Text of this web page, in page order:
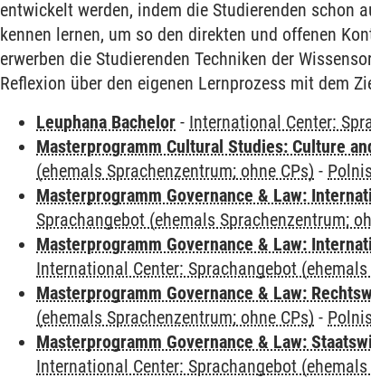
entwickelt werden, indem die Studierenden schon
kennen lernen, um so den direkten und offenen
erwerben die Studierenden Techniken der
Reflexion über den eigenen Lernprozess mit dem
Leuphana Bachelor - International Center:
Masterprogramm Cultural Studies: Culture
(ehemals Sprachenzentrum; ohne CPs) -
Masterprogramm Governance & Law:
Sprachangebot (ehemals Sprachenzentrum;
Masterprogramm Governance & Law:
International Center: Sprachangebot
Masterprogramm Governance & Law:
(ehemals Sprachenzentrum; ohne CPs) -
Masterprogramm Governance & Law:
International Center: Sprachangebot